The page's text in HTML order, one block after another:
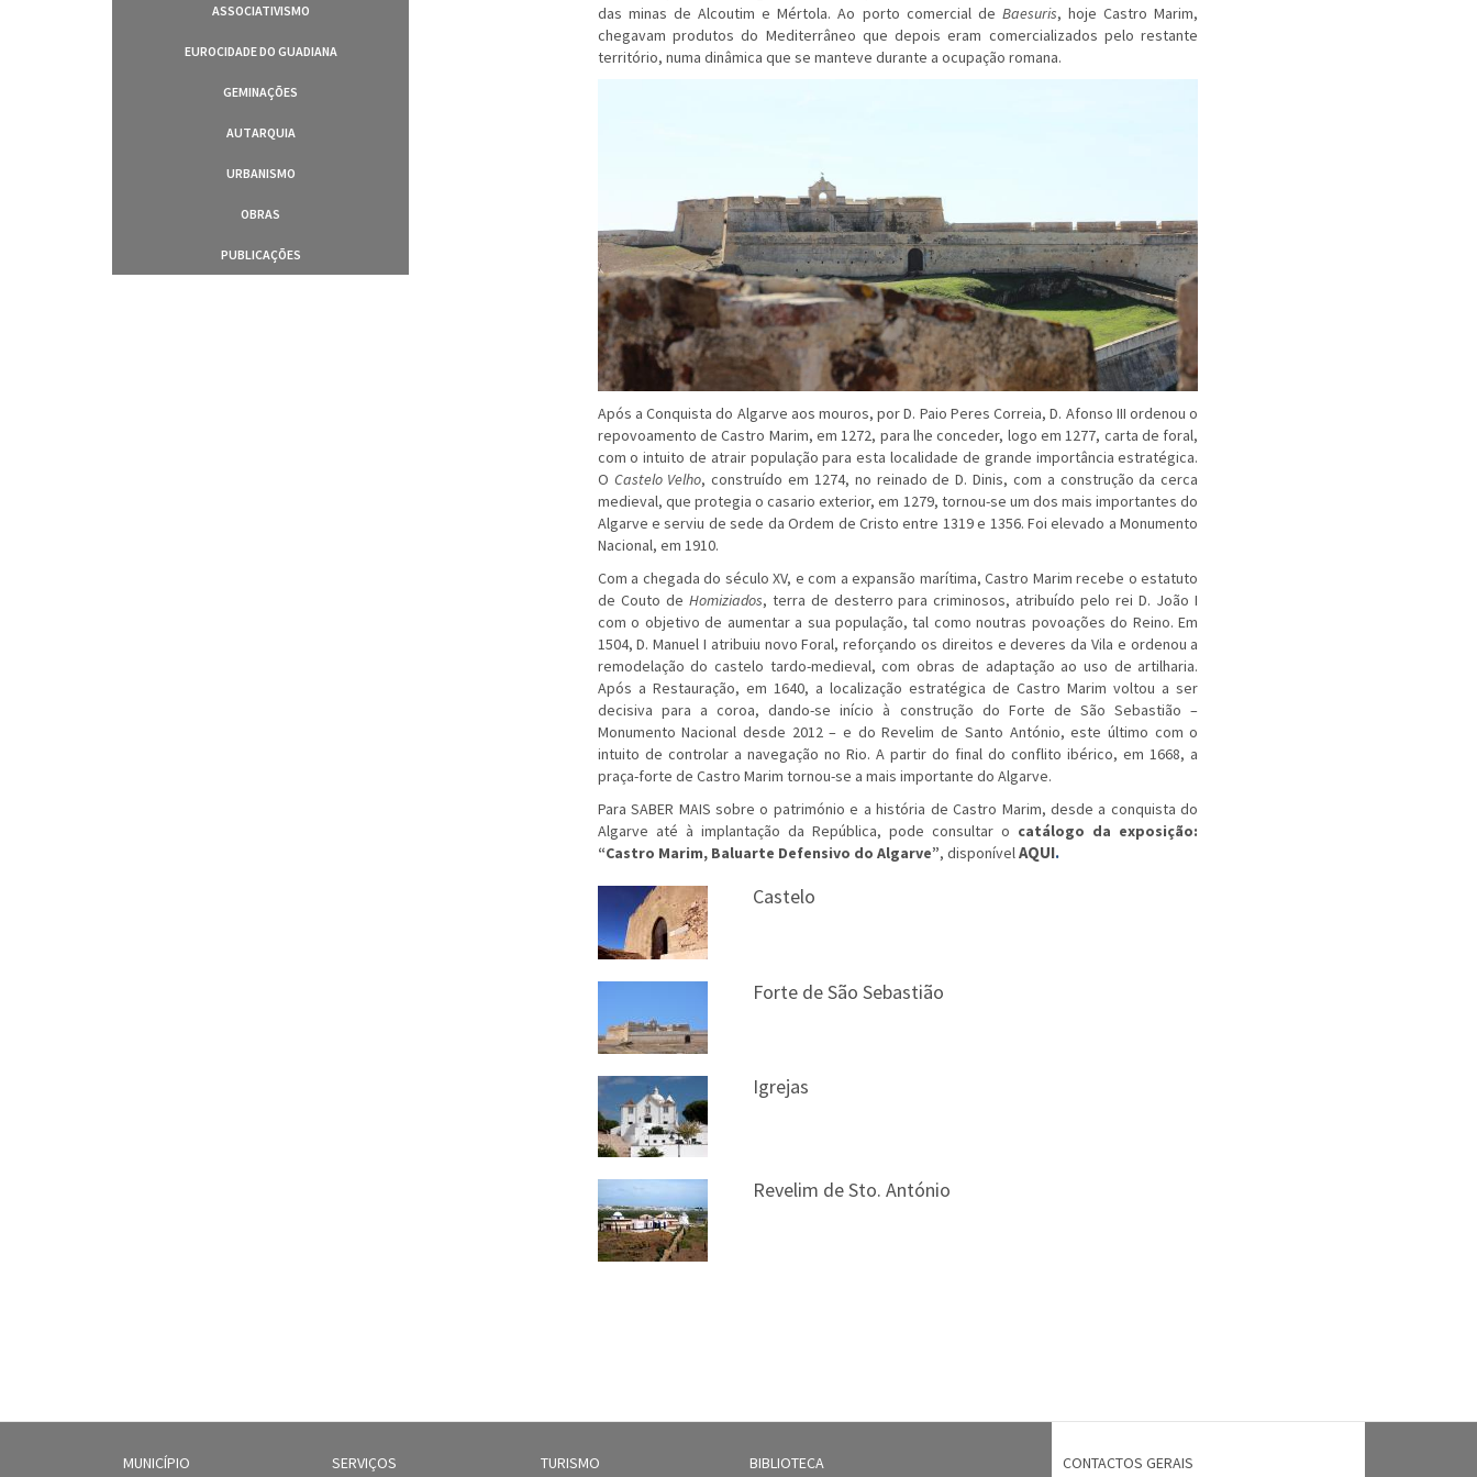
ASSOCIATIVISMO
EUROCIDADE DO GUADIANA
GEMINAÇÕES
AUTARQUIA
URBANISMO
OBRAS
PUBLICAÇÕES
das minas de Alcoutim e Mértola. Ao porto comercial de Baesuris, hoje Castro Marim,
chegavam produtos do Mediterrâneo que depois eram comercializados pelo restante
território, numa dinâmica que se manteve durante a ocupação romana.
Após a Conquista do Algarve aos mouros, por D. Paio Peres Correia, D. Afonso III ordenou o
repovoamento de Castro Marim, em 1272, para lhe conceder, logo em 1277, carta de foral,
com o intuito de atrair população para esta localidade de grande importância estratégica.
O Castelo Velho, construído em 1274, no reinado de D. Dinis, com a construção da cerca
medieval, que protegia o casario exterior, em 1279, tornou-se um dos mais importantes do
Algarve e serviu de sede da Ordem de Cristo entre 1319 e 1356. Foi elevado a Monumento
Nacional, em 1910.
Com a chegada do século XV, e com a expansão marítima, Castro Marim recebe o estatuto
de Couto de Homiziados, terra de desterro para criminosos, atribuído pelo rei D. João I
com o objetivo de aumentar a sua população, tal como noutras povoações do Reino. Em
1504, D. Manuel I atribuiu novo Foral, reforçando os direitos e deveres da Vila e ordenou a
remodelação do castelo tardo-medieval, com obras de adaptação ao uso de artilharia.
Após a Restauração, em 1640, a localização estratégica de Castro Marim voltou a ser
decisiva para a coroa, dando-se início à construção do Forte de São Sebastião –
Monumento Nacional desde 2012 – e do Revelim de Santo António, este último com o
intuito de controlar a navegação no Rio. A partir do final do conflito ibérico, em 1668, a
praça-forte de Castro Marim tornou-se a mais importante do Algarve.
Para SABER MAIS sobre o património e a história de Castro Marim, desde a conquista do
Algarve até à implantação da República, pode consultar o catálogo da exposição:
“Castro Marim, Baluarte Defensivo do Algarve”, disponívelAQUI.
Castelo
Forte de São Sebastião
Igrejas
Revelim de Sto. António
MUNICÍPIO SERVIÇOS TURISMO BIBLIOTECA CONTACTOS GERAIS